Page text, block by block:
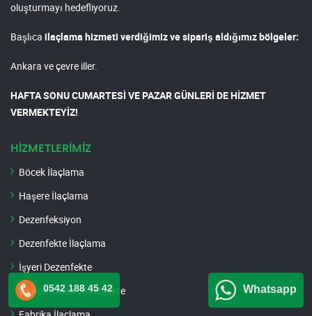
oluşturmayı hedefliyoruz.
Başlıca ilaçlama hizmeti verdiğimiz ve sipariş aldığımız bölgeler:
Ankara ve çevre iller.
HAFTA SONU CUMARTESİ VE PAZAR GÜNLERİ DE HİZMET
VERMEKTEYİZ!
HİZMETLERİMİZ
Böcek İlaçlama
Haşere İlaçlama
Dezenfeksiyon
Dezenfekte İlaçlama
İşyeri Dezenfekte
Ev Apartman Dezenfekte
0542 188 45 42 Whatsapp